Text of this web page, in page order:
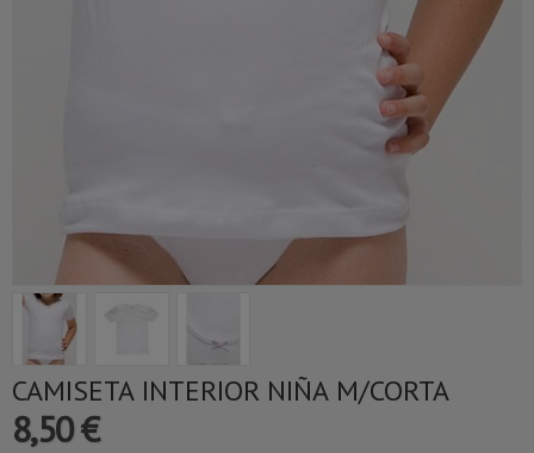
CAMISETA INTERIOR NIÑA M/CORTA
8,50 €